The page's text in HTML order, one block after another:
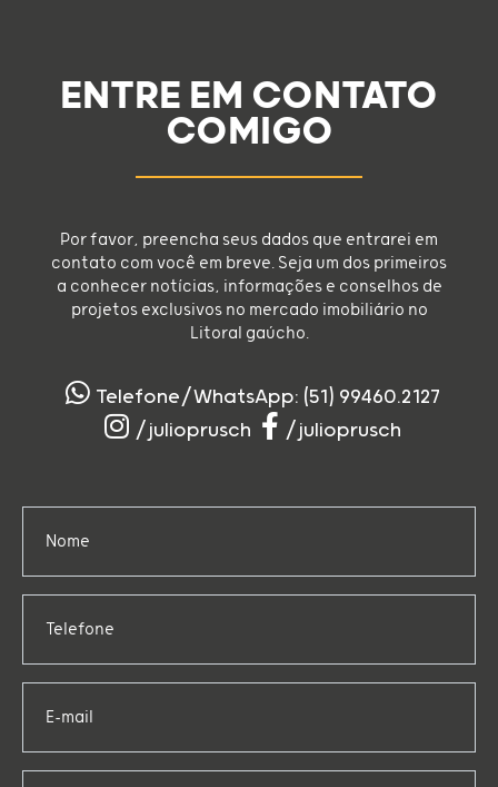
ENTRE EM CONTATO
COMIGO
Por favor, preencha seus dados que entrarei em
contato com você em breve. Seja um dos primeiros
a conhecer notícias, informações e conselhos de
projetos exclusivos no mercado imobiliário no
Litoral gaúcho.
Telefone/WhatsApp: (51) 99460.2127
/julioprusch
/julioprusch